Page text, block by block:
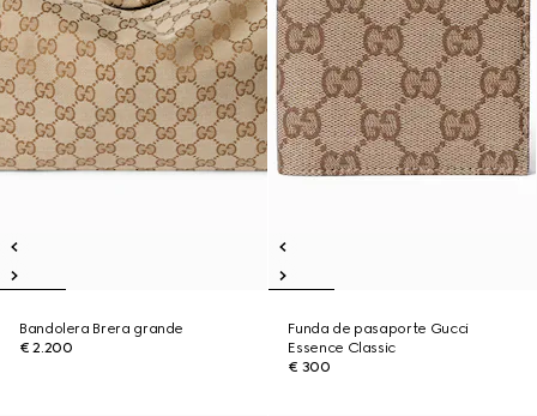
Bandolera Brera grande
€ 2.200
Funda de pasaporte Gucci
Essence Classic
€ 300